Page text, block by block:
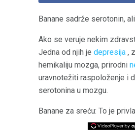
Banane sadrže serotonin,
Ako se veruje nekim
Jedna od njih je depresija ,
hemikaliju mozga, prirodni
uravnotežiti raspoloženje i
serotonina u mozgu.
Banane za sreću: To je